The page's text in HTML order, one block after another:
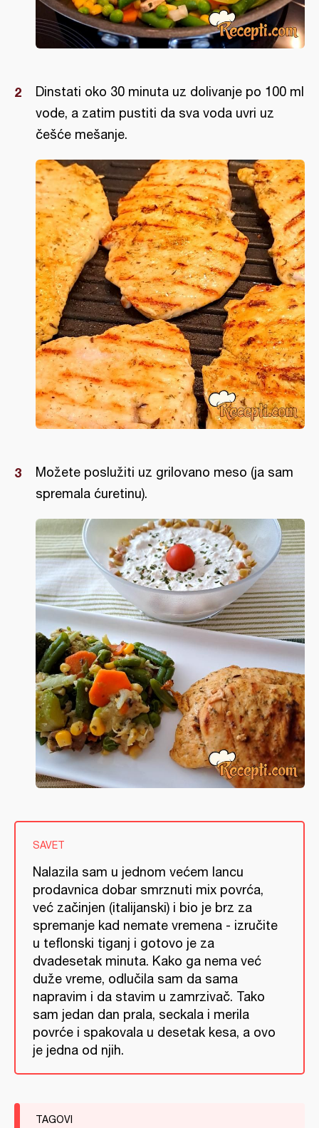
Dinstati oko 30 minuta uz dolivanje po 100 ml
vode, a zatim pustiti da sva voda uvri uz
češće mešanje.
Možete poslužiti uz grilovano meso (ja sam
spremala ćuretinu).
SAVET
Nalazila sam u jednom većem lancu
prodavnica dobar smrznuti mix povrća,
već začinjen (italijanski) i bio je brz za
spremanje kad nemate vremena - izručite
u teflonski tiganj i gotovo je za
dvadesetak minuta. Kako ga nema već
duže vreme, odlučila sam da sama
napravim i da stavim u zamrzivač. Tako
sam jedan dan prala, seckala i merila
povrće i spakovala u desetak kesa, a ovo
je jedna od njih.
TAGOVI